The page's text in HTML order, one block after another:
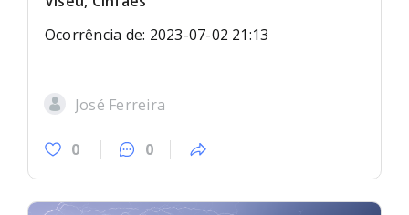
Ocorrência de: 2023-07-02 21:13
José Ferreira
0 0